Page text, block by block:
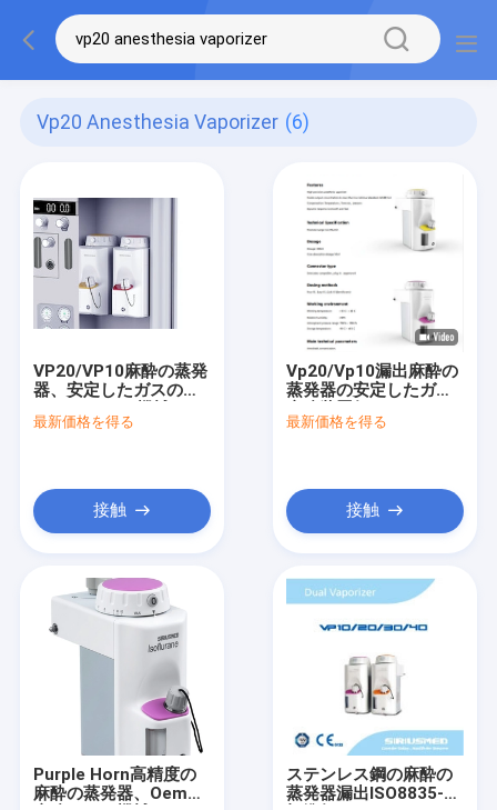
Vp20 Anesthesia Vaporizer (6)
VP20/VP10麻酔の蒸発
器、安定したガスの
最新価格を得る
接触
Vp20/Vp10漏出麻酔の
蒸発器の安定したガス
最新価格を得る
接触
Purple Horn高精度の
麻酔の蒸発器、Oemの
ステンレス鋼の麻酔の
蒸発器漏出ISO8835-4